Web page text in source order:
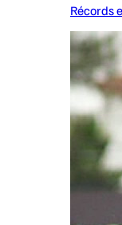
Récords